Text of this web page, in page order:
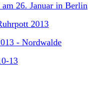
26. Januar in Berlin
2013
- Nordwalde
13